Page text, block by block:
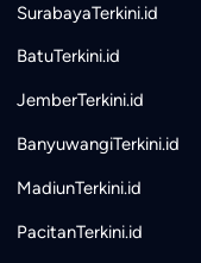
SurabayaTerkini.id
BatuTerkini.id
JemberTerkini.id
BanyuwangiTerkini.id
MadiunTerkini.id
PacitanTerkini.id